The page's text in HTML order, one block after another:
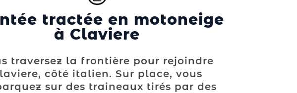
tractée en motoneige
à Claviere
traversez la frontière pour rejoindre
côté italien. Sur place, vous
sur des traineaux tirés par des